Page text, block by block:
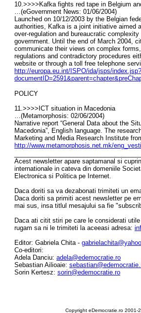
10.>>>>Kafka fights red tape in Belgium
…(eGovernment News: 01/06/2004)
Launched on 10/12/2003 by the Belgian
authorities, Kafka is a joint initiative aimed
over-regulation and bureaucratic
government. Until the end of March 2004,
communicate their views on complex
regulations and contradictory procedures
website or through a toll free telephone
http://europa.eu.int/ISPO/ida/jsps/
POLICY
11.>>>>ICT situation in Macedonia
…(Metamorphosis: 02/06/2004)
Narrative report “General Data about the
Macedonia”, English language. The
Marketing and Media Research Institute
http://www.metamorphosis.net.mk/
Acest newsletter apare saptamanal si
internationale in cateva din domeniile
Electronica si Politica pe Internet.
Daca doriti sa va dezabonati trimiteti un
Daca doriti sa primiti acest newsletter pe
mai sus, insa titlul mesajului sa fie
Daca ati citit stiri pe care le considerati
rugam sa ni le trimiteti la aceeasi adresa:
Editor: Gabriela Chita -
Co-editori:
Adela Danciu: adela@edemocratie.ro
Sebastian Ailioaie:
Sorin Kertesz: sorin@edemocratie.ro
Copyright eDemocratie.ro 2001-